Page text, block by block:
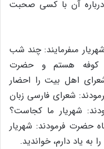
آن با کسى صحبت
مى‏فرمایند: چند شب
هستم و حضرت
اهل بیت را احضار
شعراى فارسى زبان
شهریار ما کجاست؟
حضرت فرمودند: شهریار
یاد دارم، خواندید.